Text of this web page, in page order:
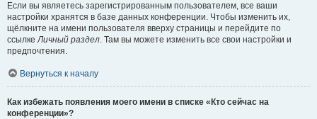
Если вы являетесь зарегистрированным пользователем, все ваши
настройки хранятся в базе данных конференции. Чтобы изменить их,
щёлкните на имени пользователя вверху страницы и перейдите по
ссылкеЛичный раздел. Там вы можете изменить все свои настройки и
предпочтения.
Вернуться к началу
Как избежать появления моего имени в списке «Кто сейчас на
конференции»?